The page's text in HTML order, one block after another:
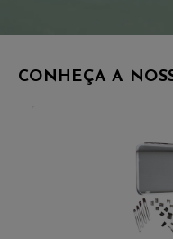
CONHEÇA A